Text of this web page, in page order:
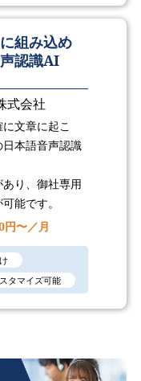
組み込め
認識AI
式会社
文章に起こ
本語音声認識
り、御社専用
能です。
円〜／月
タマイズ可能